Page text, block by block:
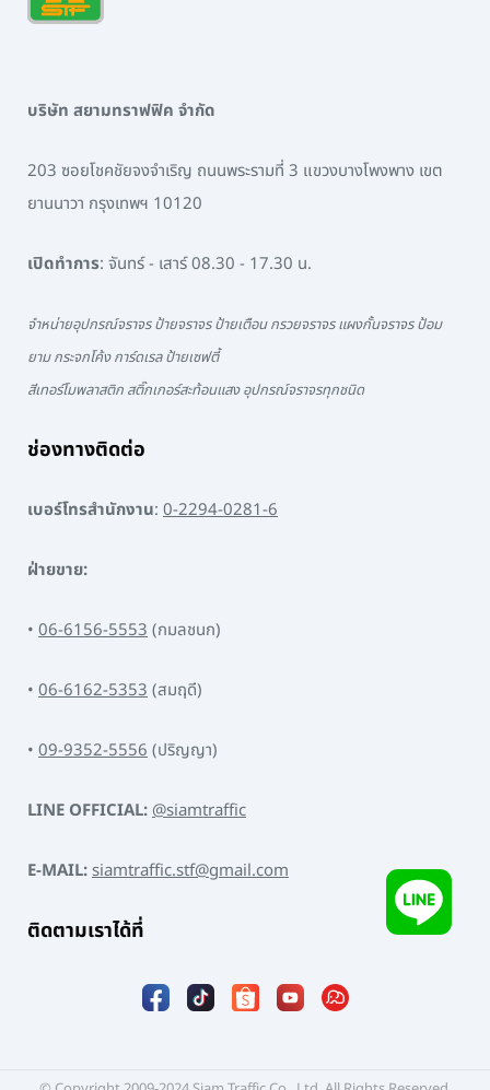
บริษัท สยามทราฟฟิค จำกัด
203 ซอยโชคชัยจงจำเริญ ถนนพระรามที่ 3 แขวงบางโพงพาง เขต
ยานนาวา กรุงเทพฯ 10120
เปิดทำการ: จันทร์ - เสาร์ 08.30 - 17.30 น.
จำหน่ายอุปกรณ์จราจร ป้ายจราจร ป้ายเตือน กรวยจราจร แผงกั้นจราจร ป้อม
ยาม กระจกโค้ง การ์ดเรล ป้ายเซฟตี้
สีเทอร์โมพลาสติก สติ๊กเกอร์สะท้อนแสง อุปกรณ์จราจรทุกชนิด
ช่องทางติดต่อ
เบอร์โทรสำนักงาน: 0-2294-0281-6
ฝ่ายขาย:
• 06-6156-5553(กมลชนก)
• 06-6162-5353(สมฤดี)
• 09-9352-5556(ปริญญา)
LINE OFFICIAL:@siamtraffic
E-MAIL:siamtraffic.stf@gmail.com
ติดตามเราได้ที่